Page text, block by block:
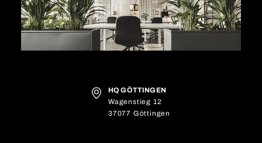
HQ GÖTTINGEN
Wagenstieg 12
37077 Göttingen